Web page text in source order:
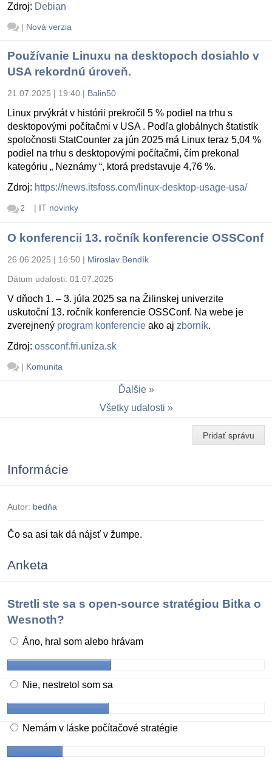
Zdroj: Debian
| Nová verzia
Používanie Linuxu na desktopoch dosiahlo v
USA rekordnú úroveň.
21.07.2025 | 19:40 | Balin50
Linux prvýkrát v histórii prekročil 5 % podiel na trhu s
desktopovými počítačmi v USA . Podľa globálnych štatistík
spoločnosti StatCounter za jún 2025 má Linux teraz 5,04 %
podiel na trhu s desktopovými počítačmi, čím prekonal
kategóriu „ Neznámy “, ktorá predstavuje 4,76 %.
Zdroj: https://news.itsfoss.com/linux-desktop-usage-usa/
2 | IT novinky
O konferencii 13. ročník konferencie OSSConf
26.06.2025 | 16:50 | Miroslav Bendík
Dátum udalosti: 01.07.2025
V dňoch 1. – 3. júla 2025 sa na Žilinskej univerzite
uskutoční 13. ročník konferencie OSSConf. Na webe je
zverejnený program konferencie ako aj zborník.
Zdroj: ossconf.fri.uniza.sk
| Komunita
Ďalšie
Všetky udalosti
Pridať správu
Informácie
Autor: bedňa
Čo sa asi tak dá nájsť v žumpe.
Anketa
Stretli ste sa s open-source stratégiou Bitka o
Wesnoth?
Áno, hral som alebo hrávam
Nie, nestretol som sa
Nemám v láske počítačové stratégie